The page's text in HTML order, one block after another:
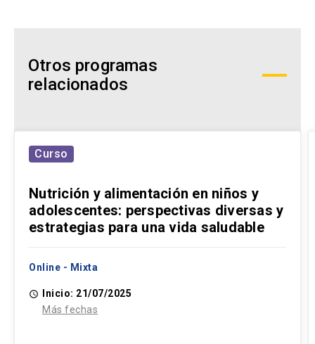
Otros programas
relacionados
Curso
Nutrición y alimentación en niños y
adolescentes: perspectivas diversas y
estrategias para una vida saludable
Online - Mixta
access_time
Inicio: 21/07/2025
Más fechas